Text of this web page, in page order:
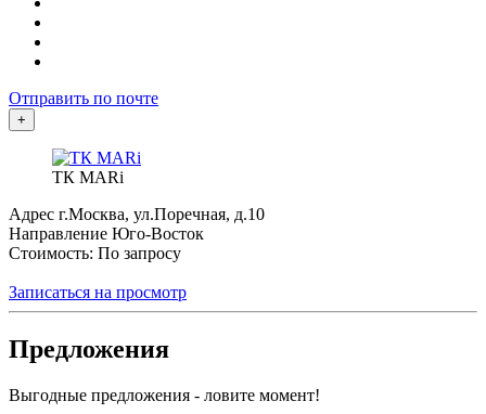
Отправить по почте
+
ТК MARi
Адрес г.Москва, ул.Поречная, д.10
Направление Юго-Восток
Стоимость: По запросу
Записаться на просмотр
Предложения
Выгодные предложения - ловите момент!